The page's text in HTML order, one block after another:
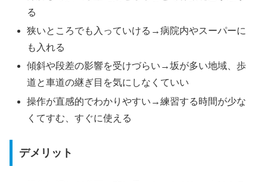
る
狭いところでも入っていける→病院内やスーパーに
も入れる
傾斜や段差の影響を受けづらい→坂が多い地域、歩
道と車道の継ぎ目を気にしなくていい
操作が直感的でわかりやすい→練習する時間が少な
くてすむ、すぐに使える
デメリット